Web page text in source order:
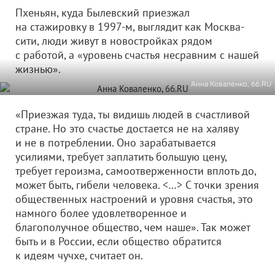
Пхеньян, куда Былевский приезжал
на стажировку в 1997-м, выглядит как Москва-
сити, люди живут в новостройках рядом
с работой, а «уровень счастья несравним с нашей
жизнью».
Анна Коваленко, 66.RU
«Приезжая туда, ты видишь людей в счастливой
стране. Но это счастье достается не на халяву
и не в потреблении. Оно зарабатывается
усилиями, требует заплатить большую цену,
требует героизма, самоотверженности вплоть до,
может быть, гибели человека. <…> С точки зрения
общественных настроений и уровня счастья, это
намного более удовлетворенное и
благополучное общество, чем наше». Так может
быть и в России, если общество обратится
к идеям чучхе, считает он.